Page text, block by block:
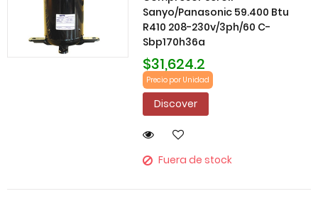
Sanyo/Panasonic 59.400 Btu
R410 208-230v/3ph/60 C-
Sbp170h36a
$31,624.2
Precio por Unidad
Discover
Fuera de stock